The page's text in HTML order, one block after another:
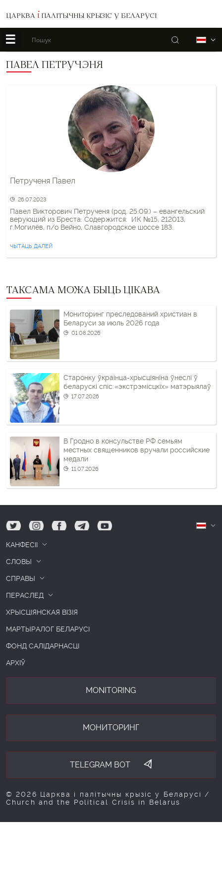
ЦАРКВА І ПАЛІТЫЧНЫ КРЫЗІС У БЕЛАРУСІ
☰ Пошук
ПАВЕЛ ПЕТРУЧЭНЯ
Петрученя Павел
26.07.2023
Павел Викторович Петрученя (род. 25.09.) – евангельский
верующий из Бреста. Содержится: ИК №15, 212013,
г.Могилёв, п/о Вейно, Славгородское шоссе 183.
ЧЫТАЦЬ ДАЛЕЙ
ТАКСАМА МОЖА БЫЦЬ ЦІКАВА
Мониторинг преследований христиан в
Беларуси за июль 2026 года
01.08.2026
Старонку ўкраінца-хрысціяніна ўнеслі ў
беларускі спіс «экстрэмісцкіх» матэрыялаў
17.07.2026
В Гродно в консульстве РФ семьям
местных священников вручали российские
медали
11.07.2026
tw ig fb tg yt
КАНФЕСІІ
СЛОВЫ
СПРАВЫ
ПЕРАСЛЕД
ХРЫСЦІЯНСКАЯ ВІЗІЯ
МАРТЫРАЛОГ БЕЛАРУСІ
ФОНД САЛІДАРНАСЦІ
АРХІЎ
MONITORING
МОНИТОРИНГ
TELEGRAM BOT
© 2026 Царква і палітычны крызіс у Беларусі /
Church and the Political Crisis in Belarus